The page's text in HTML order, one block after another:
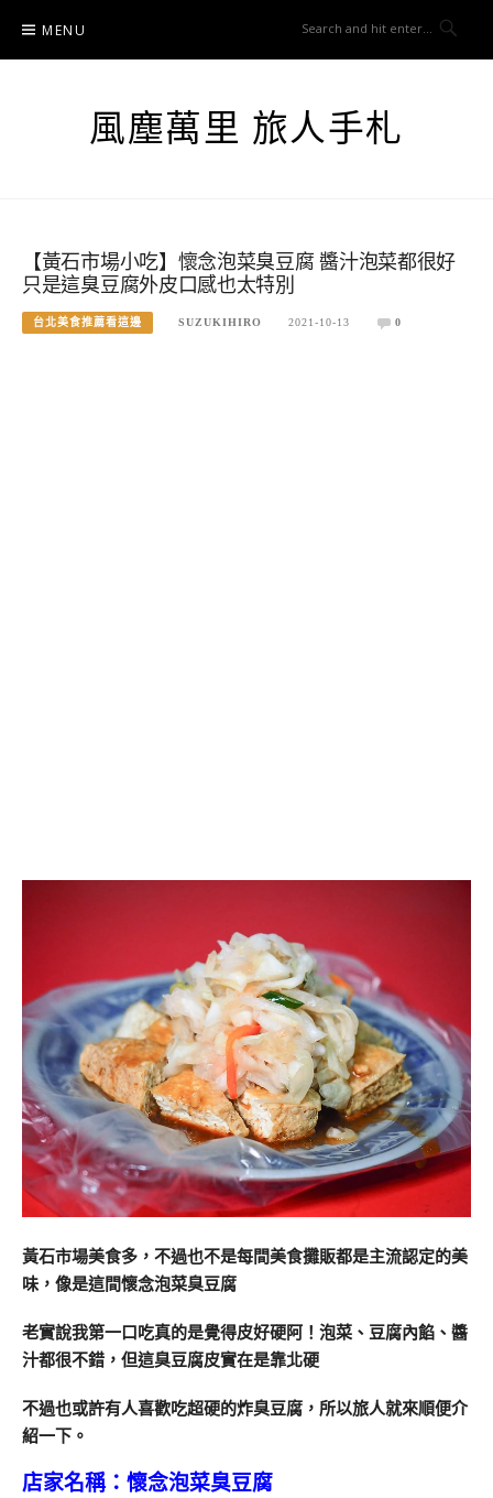
content
MENU
風塵萬里 旅人手札
【黃石市場小吃】懷念泡菜臭豆腐 醬汁泡菜都很好
只是這臭豆腐外皮口感也太特別
台北美食推薦看這邊 SUZUKIHIRO 2021-10-13 0
黃石市場美食多，不過也不是每間美食攤販都是主流認定的美
味，像是這間懷念泡菜臭豆腐
老實說我第一口吃真的是覺得皮好硬阿！泡菜、豆腐內餡、醬
汁都很不錯，但這臭豆腐皮實在是靠北硬
不過也或許有人喜歡吃超硬的炸臭豆腐，所以旅人就來順便介
紹一下。
店家名稱：懷念泡菜臭豆腐